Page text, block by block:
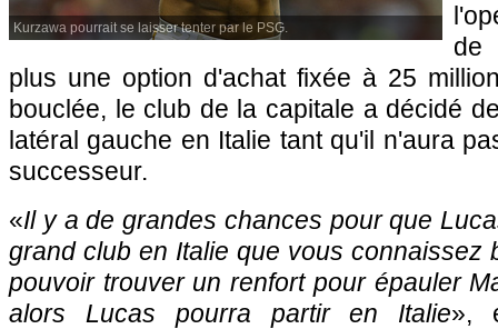
Kurzawa pourrait se laisser tenter par le PSG.
de
plus une option d'achat fixée à 25
bouclée, le club de la capitale a décidé
latéral gauche en Italie tant qu'il n'aura
successeur.
«Il y a de grandes chances pour que
grand club en Italie que vous connaissez
pouvoir trouver un renfort pour épauler
alors Lucas pourra partir en Italie»,